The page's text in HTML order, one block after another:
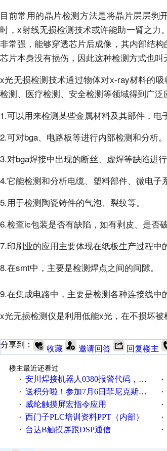
目前常用的晶片检测方法是将晶片层层剥
时，x射线无损检测技术或许能助一臂之
非常强，能够穿透芯片后成像，其内部结
芯片本身没有损伤，因此这种检测方式也叫
x光无损检测技术通过物体对x-ray材料的
检测、医疗检测、安全检测等领域得到广泛
1.可以用来检测某些金属材料及其部件，电
2.可对bga、电路板等进行内部检测和分析。
3.对bga焊接中出现的断丝、虚焊等缺陷进行
4.它能检测和分析电缆、塑料部件、微电子
5.用于检测陶瓷铸件的气泡、裂纹等。
6.检查ic包装是否有缺陷，如有剥皮、是否
7.印刷业的应用主要体现在纸板生产过程中
8.在smt中，主要是检测焊点之间的间隙。
9.在集成电路中，主要是检测各种连接线中
x光无损检测仪是利用低能x光，在不损坏被
分享到： 收藏 邀请回答 回复楼主
楼主最近还看过
· 安川焊接机器人0380报警代码，位置未确认，怎么解决？ ·
· 送积分啦！参加7月6日菲尼克斯在线研讨会即得 ·
· 威纶触摸屏宏指令应用 ·
· 西门子PLC培训资料PPT（内部） ·
· 台达B触摸屏跟DSP通信 ·